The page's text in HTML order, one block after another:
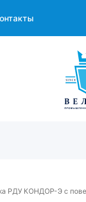
РДУ КОНДОР-Э с